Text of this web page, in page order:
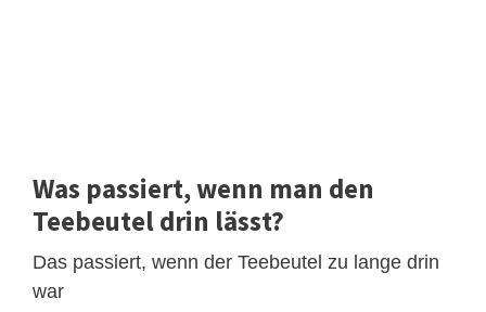
Was passiert, wenn man den
Teebeutel drin lässt?
Das passiert, wenn der Teebeutel zu lange drin
war